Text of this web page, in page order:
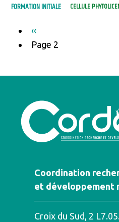
FORMATION INITIALE CELLULE
Pagination
Page
précédente
‹‹
Page 2
Coordination
et développement
Croix du Sud, 2